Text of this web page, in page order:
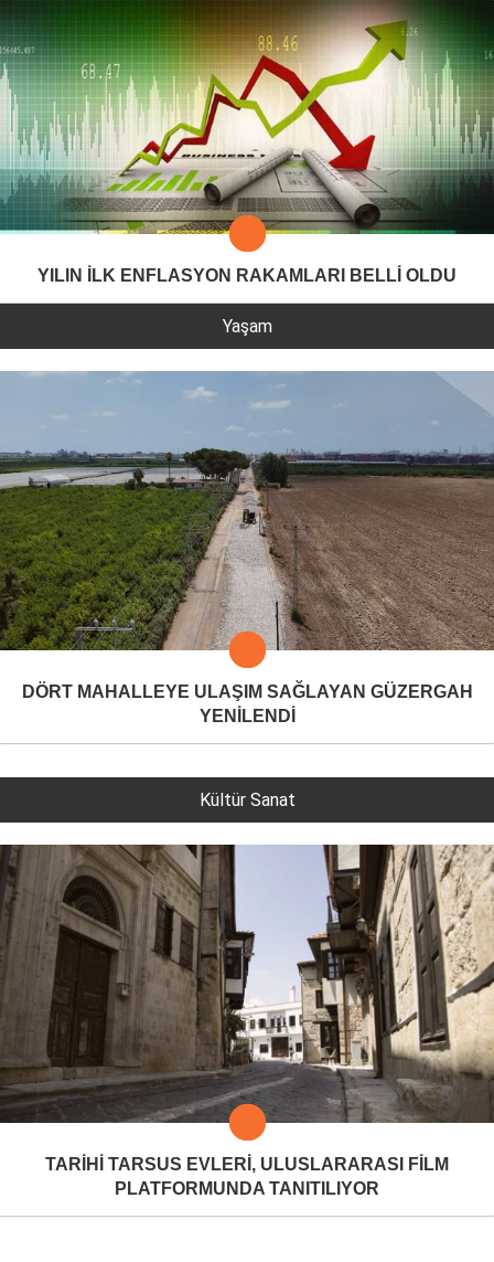
YILIN İLK ENFLASYON RAKAMLARI BELLİ OLDU
Yaşam
DÖRT MAHALLEYE ULAŞIM SAĞLAYAN GÜZERGAH
YENİLENDİ
Kültür Sanat
TARİHİ TARSUS EVLERİ, ULUSLARARASI FİLM
PLATFORMUNDA TANITILIYOR